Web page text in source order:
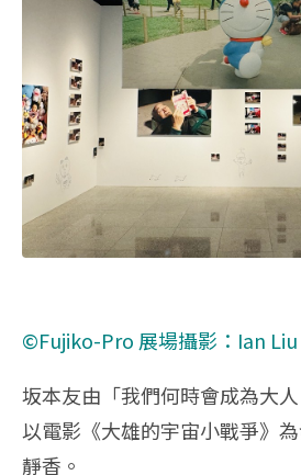
©Fujiko-Pro 展場攝影：Ian Liu
坂本友由「我們何時會成為大
以電影《大雄的宇宙小戰爭》
靜香。